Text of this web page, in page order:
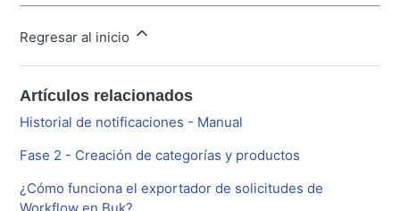
Regresar al inicio
Artículos relacionados
Historial de notificaciones - Manual
Fase 2 - Creación de categorías y productos
¿Cómo funciona el exportador de solicitudes de